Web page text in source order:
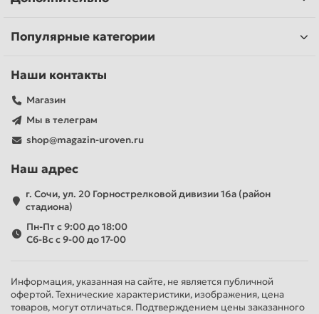
Популярные категории
Наши контакты
Магазин
Мы в телеграм
shop@magazin-uroven.ru
Наш адрес
г. Сочи, ул. 20 Горнострелковой дивизии 16а (район
стадиона)
Пн-Пт с 9:00 до 18:00
Сб-Вс с 9-00 до 17-00
Информация, указанная на сайте, не является публичной
офертой. Технические характеристики, изображения, цена
товаров, могут отличаться. Подтверждением цены заказанного